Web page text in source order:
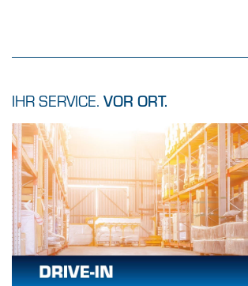
IHR SERVICE. VOR ORT.